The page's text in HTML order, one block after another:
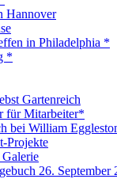
Hannover
in Philadelphia *
*
Gartenreich
für Mitarbeiter*
bei William
Projekte
26. September